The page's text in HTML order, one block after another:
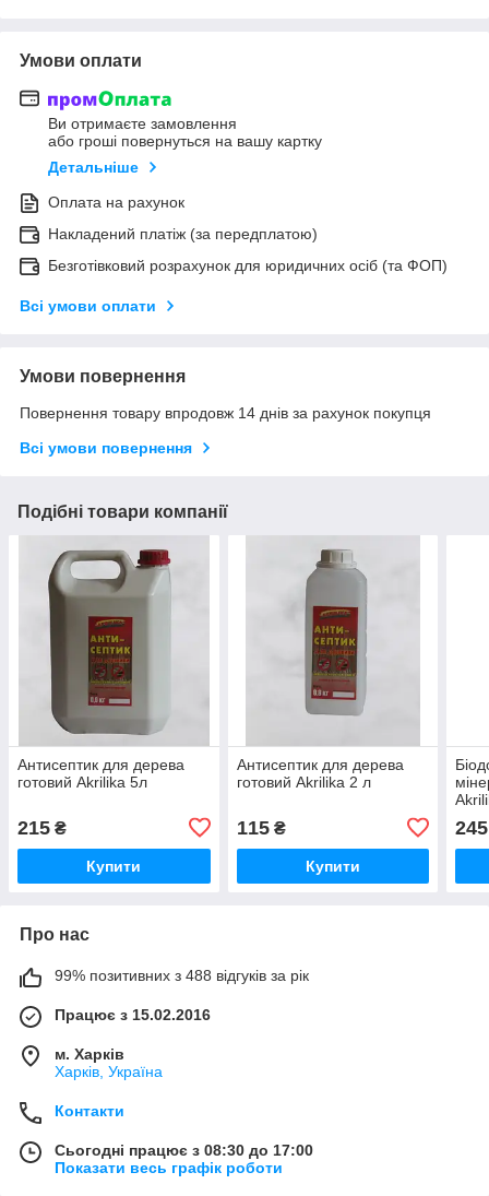
Умови оплати
Ви отримаєте замовлення
або гроші повернуться на вашу картку
Детальніше
Оплата на рахунок
Накладений платіж (за передплатою)
Безготівковий розрахунок для юридичних осіб (та ФОП)
Всі умови оплати
Умови повернення
Повернення товару впродовж 14 днів за рахунок покупця
Всі умови повернення
Подібні товари компанії
Антисептик для дерева
готовий Akrilika 5л
215 ₴
Купити
Антисептик для дерева
готовий Akrilika 2 л
115₴
Купити
245
Про нас
99% позитивних з 488 відгуків за рік
Працює з 15.02.2016
м. Харків
Харків, Україна
Контакти
Сьогодні працює з 08:30 до 17:00
Показати весь графік роботи